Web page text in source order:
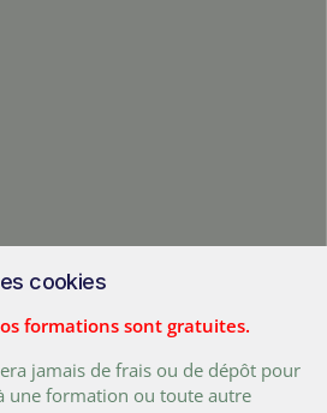
cookies
formations sont gratuites.
jamais de frais ou de dépôt pour
une formation ou toute autre